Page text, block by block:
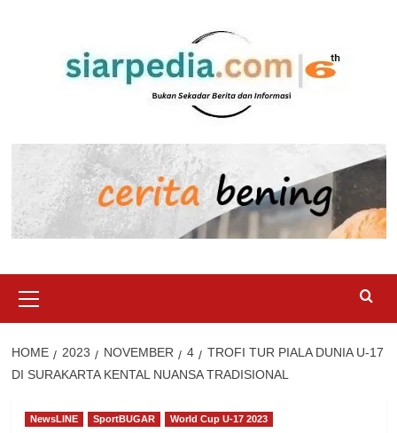
Menu
HOME 2023 NOVEMBER 4
TROFI TUR PIALA DUNIA U-17
DI SURAKARTA KENTAL NUANSA TRADISIONAL
NewsLINE SportBUGAR World Cup U-17 2023